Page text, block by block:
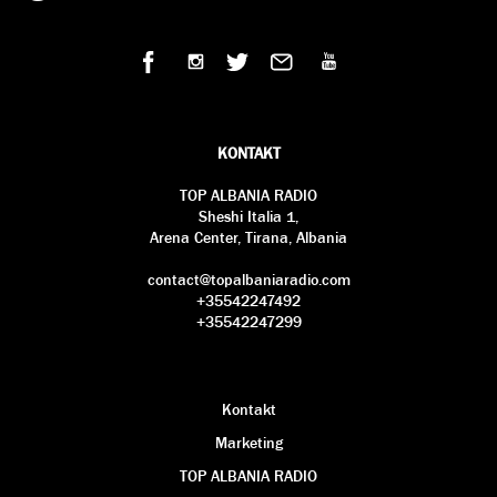
KONTAKT
TOP ALBANIA RADIO
Sheshi Italia 1,
Arena Center, Tirana, Albania
contact@topalbaniaradio.com
+35542247492
+35542247299
Kontakt
Marketing
TOP ALBANIA RADIO